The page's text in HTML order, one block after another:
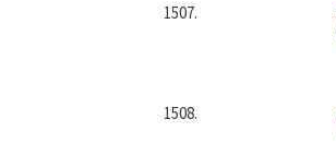
1507.
1508.